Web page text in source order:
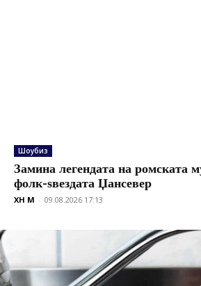
Шоубиз
Замина легендата на ромската
фолк-ѕвездата Џансевер
XH M - 09.08.2026 17:13